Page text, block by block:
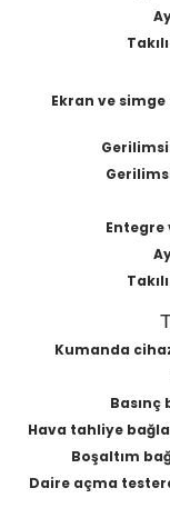
Ekran ve
Entegre
Kumanda
Basınç
Hava tahliye
Boşaltım
Daire açma